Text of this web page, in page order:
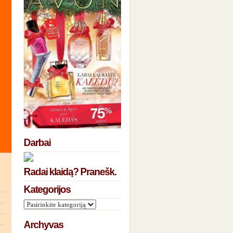
Darbai
Radai klaidą? Pranešk.
Kategorijos
Archyvas